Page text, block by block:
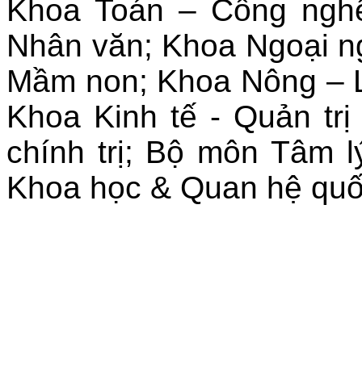
Khoa Toán – Công
Nhân văn; Khoa Ngoại
Mầm non; Khoa Nông –
Khoa Kinh tế - Quản
chính trị; Bộ môn Tâm
Khoa học & Quan hệ